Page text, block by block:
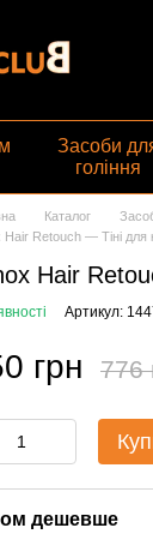
Засоби
гоління
Каталог
Hair Retouch — Тіні
Hair
Артикул:
грн 776
дешевше